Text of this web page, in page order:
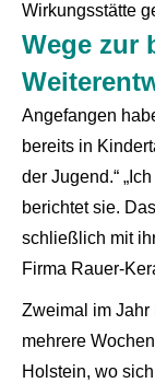
Wirkungsstätte
Wege zur
Angefangen
bereits in
der Jugend.“
berichtet sie.
schließlich mit
Firma Rauer-
Zweimal im Jahr
mehrere
Holstein, wo